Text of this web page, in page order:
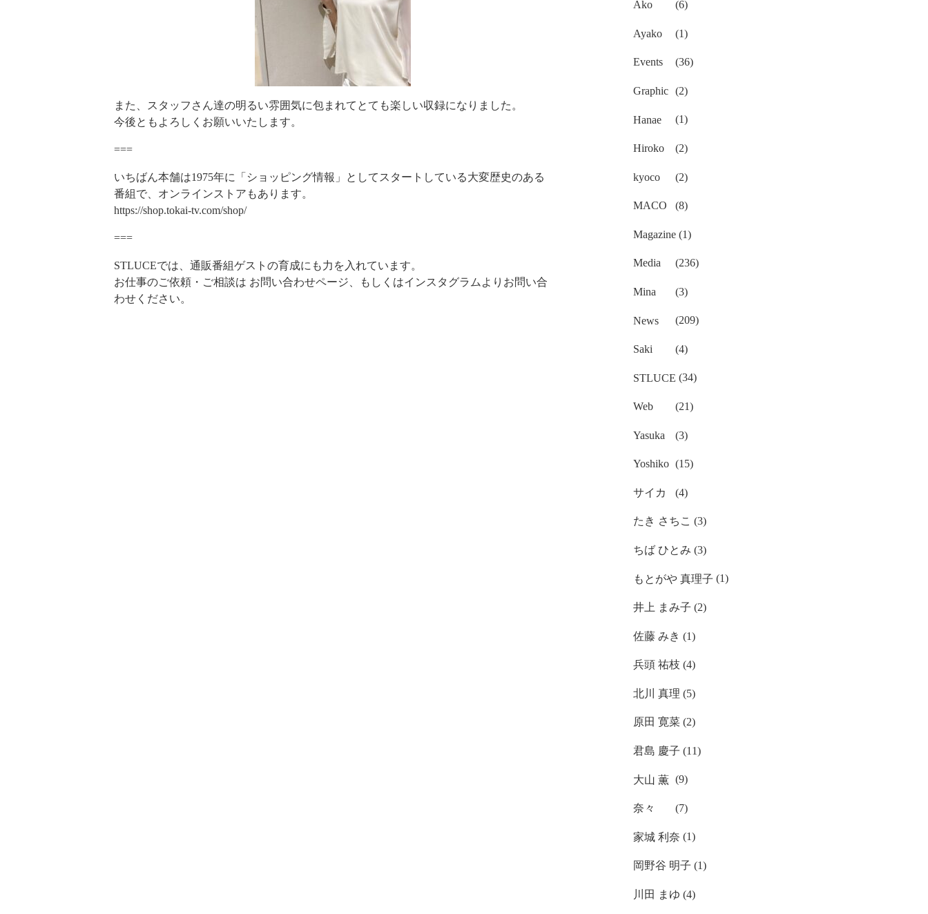
また、スタッフさん達の明るい雰囲気に包まれてとても楽しい収録になりました。
今後ともよろしくお願いいたします。
===
いちばん本舗は1975年に「ショッピング情報」としてスタートしている大変歴史のある
番組で、オンラインストアもあります。
https://shop.tokai-tv.com/shop/
===
STLUCEでは、通販番組ゲストの育成にも力を入れています。
お仕事のご依頼・ご相談は お問い合わせページ 、もしくはインスタグラム よりお問い合
わせください。
Ako (6)
Ayako (1)
Events (36)
Graphic (2)
Hanae (1)
Hiroko (2)
kyoco (2)
MACO (8)
Magazine (1)
Media (236)
Mina (3)
News (209)
Saki (4)
STLUCE (34)
Web (21)
Yasuka (3)
Yoshiko (15)
サイカ (4)
たき さちこ (3)
ちば ひとみ (3)
もとがや 真理子 (1)
井上 まみ子 (2)
佐藤 みき (1)
兵頭 祐枝 (4)
北川 真理 (5)
原田 寛菜 (2)
君島 慶子 (11)
大山 薫 (9)
奈々 (7)
家城 利奈 (1)
岡野谷 明子 (1)
川田 まゆ (4)